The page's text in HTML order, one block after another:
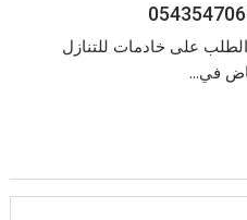
على خادمات للتنازل
في...